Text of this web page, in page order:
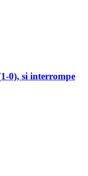
0), si interrompe